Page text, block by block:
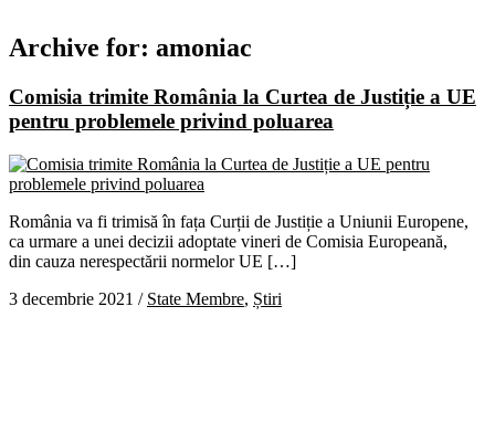
Archive for: amoniac
Comisia trimite România la Curtea de Justiție a UE
pentru problemele privind poluarea
România va fi trimisă în fața Curții de Justiție a Uniunii Europene,
ca urmare a unei decizii adoptate vineri de Comisia Europeană,
din cauza nerespectării normelor UE […]
3 decembrie 2021 / State Membre, Știri